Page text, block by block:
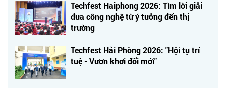
Techfest Haiphong 2026: Tìm lời giải
đưa công nghệ từ ý tưởng đến thị
trường
Techfest Hải Phòng 2026: "Hội tụ trí
tuệ - Vươn khơi đổi mới"